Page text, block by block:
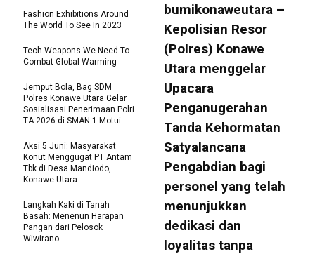
bumikonaweutara –
Kepolisian Resor
(Polres) Konawe
Utara menggelar
Upacara
Penganugerahan
Tanda Kehormatan
Satyalancana
Pengabdian bagi
personel yang telah
menunjukkan
dedikasi dan
loyalitas tanpa
Fashion Exhibitions Around
The World To See In 2023
Tech Weapons We Need To
Combat Global Warming
Jemput Bola, Bag SDM
Polres Konawe Utara Gelar
Sosialisasi Penerimaan Polri
TA 2026 di SMAN 1 Motui
Aksi 5 Juni: Masyarakat
Konut Menggugat PT Antam
Tbk di Desa Mandiodo,
Konawe Utara
Langkah Kaki di Tanah
Basah: Menenun Harapan
Pangan dari Pelosok
Wiwirano